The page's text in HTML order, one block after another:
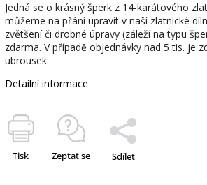
Jedná se o krásný šperk z 14-karátového
můžeme na přání upravit v naší zlatnické
zvětšení či drobné úpravy (záleží na typu
zdarma. V případě objednávky nad 5 tis. je
ubrousek.
Detailní informace
Tisk Zeptat se Sdílet